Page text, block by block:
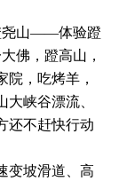
尧山——体验蹬
佛，蹬高山，
，吃烤羊，
峡谷漂流、
还不赶快行动
变坡滑道、高